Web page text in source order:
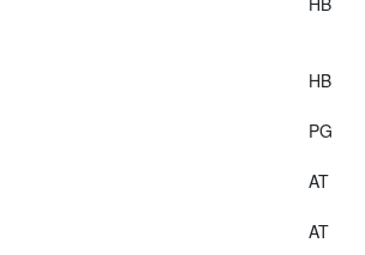
HB
PG
AT
AT